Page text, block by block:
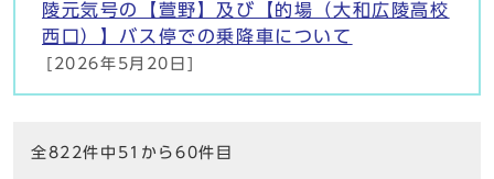
陵元気号の【萱野】及び【的場（大和広陵高校
西口）】バス停での乗降車について
[2026年5月20日]
全822件中51から60件目